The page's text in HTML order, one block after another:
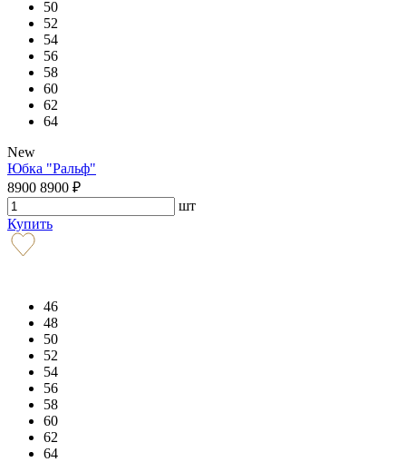
50
52
54
56
58
60
62
64
New
Юбка "Ральф"
8900 8900 ₽
шт
Купить
46
48
50
52
54
56
58
60
62
64